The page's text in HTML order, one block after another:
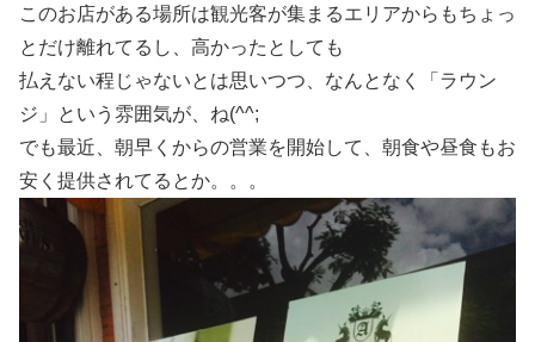
このお店がある場所は観光客が集まるエリアからもちょっ
とだけ離れてるし、高かったとしても
払えない程じゃないとは思いつつ、なんとなく「ラウン
ジ」という雰囲気が、ね(^^;
でも最近、朝早くからの営業を開始して、朝食や昼食もお
安く提供されてるとか。。。